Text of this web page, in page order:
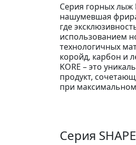
Серия горных лыж
нашумевшая
где
использованием
технологичных
коройд, карбон и
KORE – это
продукт,
при
Серия SHAPE